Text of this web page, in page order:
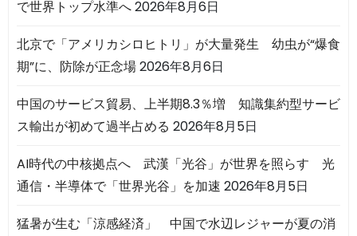
で世界トップ水準へ2026年8月6日
北京で「アメリカシロヒトリ」が大量発生 幼虫が“爆食
期”に、防除が正念場2026年8月6日
中国のサービス貿易、上半期8.3％増 知識集約型サービ
ス輸出が初めて過半占める 2026年8月5日
AI時代の中核拠点へ 武漢「光谷」が世界を照らす 光
通信・半導体で「世界光谷」を加速 2026年8月5日
猛暑が生む「涼感経済」 中国で水辺レジャーが夏の消